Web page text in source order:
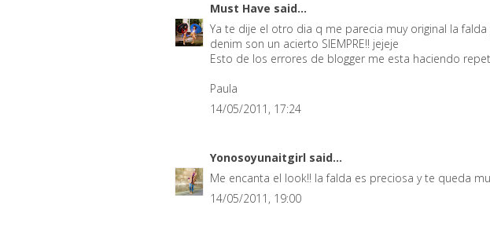
Must Have said...
Ya te dije el otro dia q me parecia muy original la
denim son un acierto SIEMPRE!! jejeje
Esto de los errores de blogger me esta haciendo
Paula
14/05/2011, 17:24
Yonosoyunaitgirl said...
Me encanta el look!! la falda es preciosa y te queda
14/05/2011, 19:00